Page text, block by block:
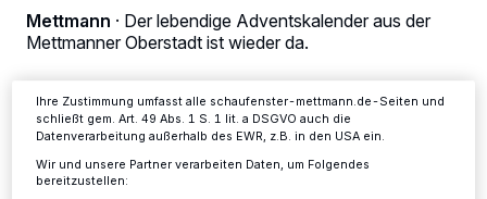
Mettmann · Der lebendige Adventskalender aus der
Mettmanner Oberstadt ist wieder da.
28.11.2024 , 12:00 Uhr Eine Minute Lesezeit
ändern oder Ihre Einwilligung zu widerrufen, indem Sie auf den Link
Einstellungen oder Ablehnen am unteren Rand der Webseite klicken.
Ihre Zustimmung umfasst alle schaufenster-mettmann.de-Seiten und
schließt gem. Art. 49 Abs. 1 S. 1 lit. a DSGVO auch die
Datenverarbeitung außerhalb des EWR, z.B. in den USA ein.
Wir und unsere Partner verarbeiten Daten, um Folgendes
bereitzustellen: